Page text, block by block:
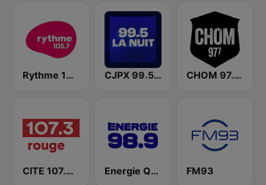
Rythme 105.7 FM CJPX 99.5 MTL CHOM 97.7 FM
CITE 107.3 Rouge FM Energie Québec 98.9 FM FM93